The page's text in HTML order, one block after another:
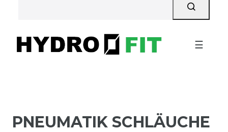
☰
PNEUMATIK SCHLÄUCHE